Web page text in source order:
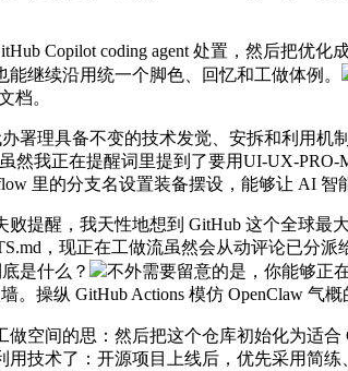
Copilot coding agent 处置，然后把优化
继续沿用统一个脚色、回忆和工做体例。
档。
具备不变的技术发觉、安拆和利用机制
然我正在提醒词里提到了要用UI-UX-
里的分支名设置装备摆设，能够让 AI 智
醒，我天性地想到 GitHub 这个全球最
，现正在工做流虽然会从动评论已分
是什么？
不外需要留意的是，你能够正
。操纵 GitHub Actions 模仿 OpenClaw 气概
间的思：然后把这个仓库初始化为适合
技术了：开源项目上线后，优先采用简